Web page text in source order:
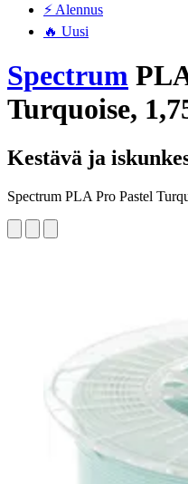
⚡ Alennus
🔥 Uusi
Spectrum
Turquoise,
Kestävä ja
Spectrum PLA Pro Pastel